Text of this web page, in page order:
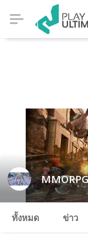
ทั้งหมด ข่าว